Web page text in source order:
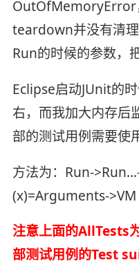
OutOfMemoryError
teardown并没有清
Run的时候的参数，
Eclipse启动JUnit的
右，而我加大内存后
部的测试用例需要使
方法为：Run-
(x)=Arguments-
注意上面的AllTests
部测试用例的Test